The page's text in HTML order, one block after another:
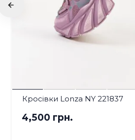
Кросівки Lonza NY 221837
4,500 грн.